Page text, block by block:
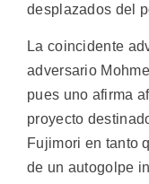
desplazados del
La coincidente
adversario
pues uno afirma
proyecto
Fujimori en tanto
de un autogolpe